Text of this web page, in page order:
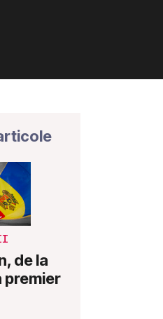
de la
premier